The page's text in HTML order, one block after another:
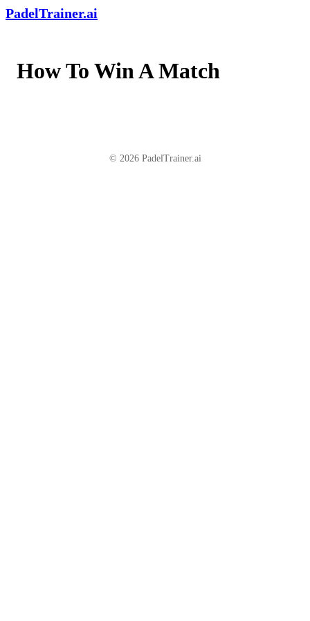
PadelTrainer.ai
How To Win A Match
© 2026 PadelTrainer.ai